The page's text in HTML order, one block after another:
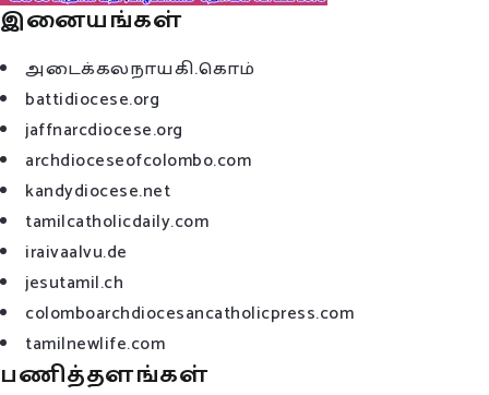
இனையங்கள்
அடைக்கலநாயகி.கொம்
battidiocese.org
jaffnarcdiocese.org
archdioceseofcolombo.com
kandydiocese.net
tamilcatholicdaily.com
iraivaalvu.de
jesutamil.ch
colomboarchdiocesancatholicpress.com
tamilnewlife.com
பணித்தளங்கள்